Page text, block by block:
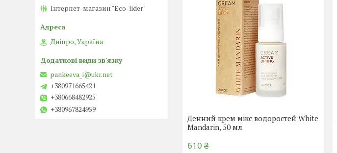
Денний крем мікс водоростей White
Mandarin, 50 мл
610 ₴
Інтернет-магазин "Eco-lider"
Дніпро, Україна
pankeeva_i@ukr.net
+380971665421
+380668482925
+380967824959